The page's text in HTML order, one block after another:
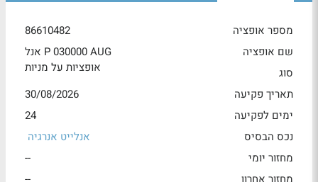
מספר אופציה
86610482
שם אופציה
אנל P 030000 AUG
סוג
אופציות על מניות
תאריך פקיעה
30/08/2026
ימים לפקיעה
24
נכס הבסיס
אנלייט אנרגיה
מחזור יומי
--